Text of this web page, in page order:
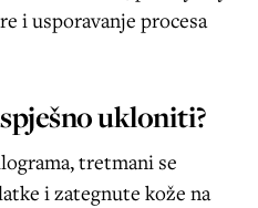
i usporavanje procesa
ukloniti?
tretmani se
i zategnute kože na